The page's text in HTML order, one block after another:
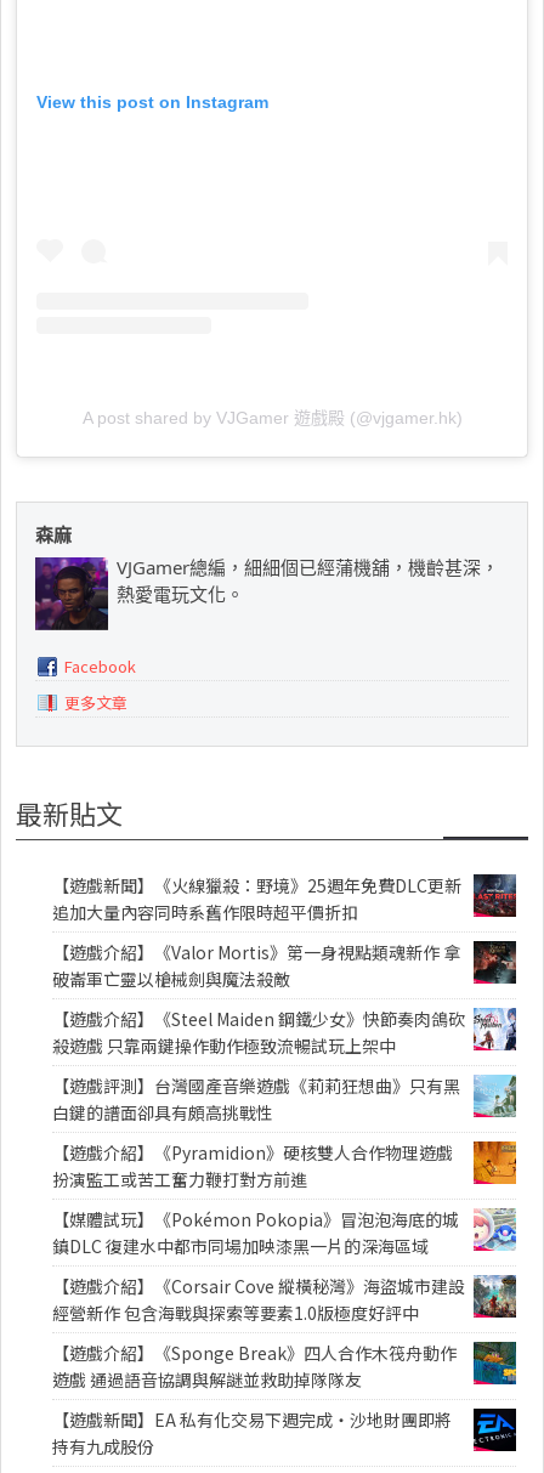
View this post on Instagram
A post shared by VJGamer 遊戲殿 (@vjgamer.hk)
森麻
VJGamer總編，細細個已經蒲機舖，機齡甚深，
熱愛電玩文化。
Facebook
更多文章
最新貼文
【遊戲新聞】《火線獵殺：野境》25週年免費DLC更新
追加大量內容同時系舊作限時超平價折扣
【遊戲介紹】《Valor Mortis》第一身視點類魂新作 拿
破崙軍亡靈以槍械劍與魔法殺敵
【遊戲介紹】《Steel Maiden 鋼鐵少女》快節奏肉鴿砍
殺遊戲 只靠兩鍵操作動作極致流暢試玩上架中
【遊戲評測】台灣國產音樂遊戲《莉莉狂想曲》只有黑
白鍵的譜面卻具有頗高挑戰性
【遊戲介紹】《Pyramidion》硬核雙人合作物理遊戲
扮演監工或苦工奮力鞭打對方前進
【媒體試玩】《Pokémon Pokopia》冒泡泡海底的城
鎮DLC 復建水中都市同場加映漆黑一片的深海區域
【遊戲介紹】《Corsair Cove 縱橫秘灣》海盜城市建設
經營新作 包含海戰與探索等要素1.0版極度好評中
【遊戲介紹】《Sponge Break》四人合作木筏舟動作
遊戲 通過語音協調與解謎並救助掉隊隊友
【遊戲新聞】EA 私有化交易下週完成・沙地財團即將
持有九成股份